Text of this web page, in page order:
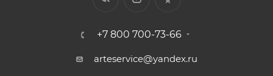
+7 800 700-73-66
arteservice@yandex.ru